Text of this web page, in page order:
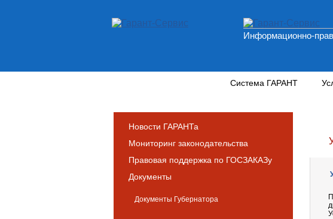
Информационно-
Система ГАРАНТ
Новости ГАРАНТа
Мониторинг законодательства
Правовая поддержка по ГОСЗАКАЗу
Документы
Документы Губернатора